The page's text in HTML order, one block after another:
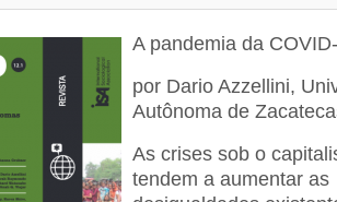
A pandemia da
por Dario Azzellini,
Autônoma de
As crises sob o
tendem a aumentar as